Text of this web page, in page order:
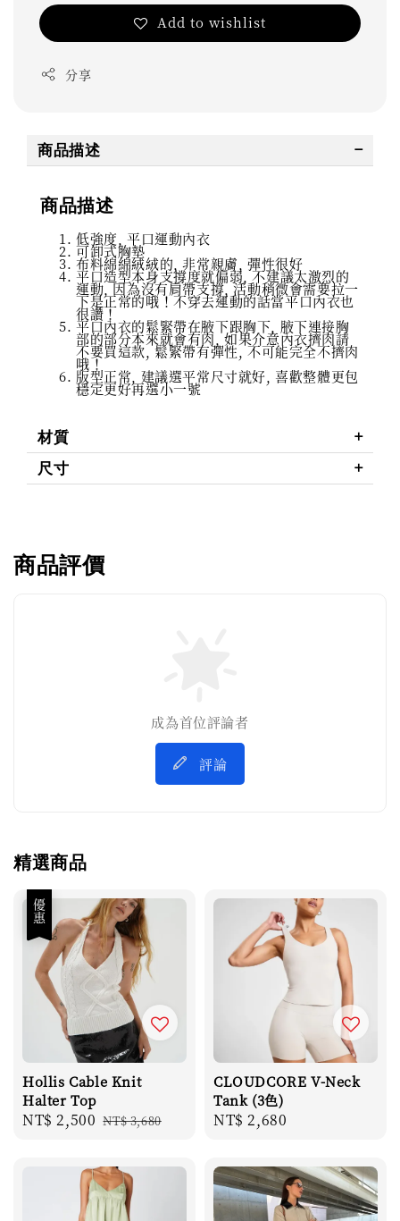
Add to wishlist
分享
商品描述
商品描述
低強度, 平口運動內衣
可卸式胸墊
布料綿綿絨絨的, 非常親膚, 彈性很好
平口造型本身支撐度就偏弱, 不建議太激烈的
運動, 因為沒有肩帶支撐, 活動稍微會需要拉一
下是正常的哦！不穿去運動的話當平口內衣也
很讚！
平口內衣的鬆緊帶在腋下跟胸下, 腋下連接胸
部的部分本來就會有肉, 如果介意內衣擠肉請
不要買這款, 鬆緊帶有彈性, 不可能完全不擠肉
哦！
版型正常, 建議選平常尺寸就好, 喜歡整體更包
穩定更好再選小一號
材質
尺寸
商品評價
成為首位評論者
評論
精選商品
優惠
Hollis Cable Knit
Halter Top
Sale
NT$ 2,500 Regular
NT$ 3,680
CLOUDCORE V-Neck
Tank (3色)
Regular
NT$ 2,680